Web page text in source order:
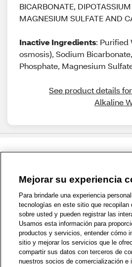
BICARBONATE,
MAGNESIUM SULFATE AND
Inactive Ingredients: Purified
osmosis), Sodium
Phosphate, Magnesium
See product details
Alkaline
1-800-679-9691 | Contáctenos |
Política de Privacidad | WA Privacy
Zona de Bienestar | © 1999 -
Mejorar su experiencia
Para brindarle una experiencia
tecnologías en este sitio que recopilan
sobre usted y pueden registrar las
Usamos esta información para
productos y servicios, entender cómo
sitio y mejorar los servicios que le
compartir sus datos con terceros de
nuestros socios de comercialización e